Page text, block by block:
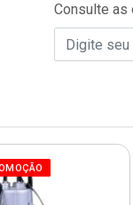
Consulte as